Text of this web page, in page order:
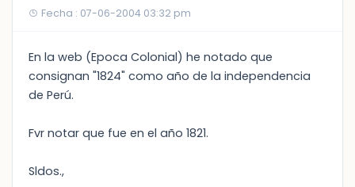
Fecha : 07-06-2004 03:32 pm
En la web (Epoca Colonial) he notado que
consignan "1824" como año de la independencia
de Perú.
Fvr notar que fue en el año 1821.
Sldos.,